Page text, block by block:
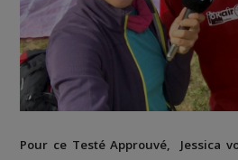
Pour ce Testé Approuvé, Jessica